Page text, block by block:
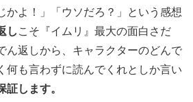
かよ！」「ウソだろ？」という感想
し こそ『イムリ』最大の面白さだ
ん返しから、キャラクターのどんで
何も言わずに読んでくれとしか言い
証します。